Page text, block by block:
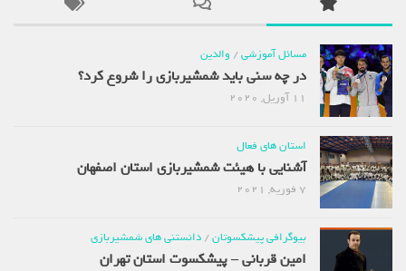
مسائل آموزشی/والدین
در چه سنی باید شمشیربازی را شروع کرد؟
استان های فعال
آشنایی با هیئت شمشیربازی استان اصفهان
بیوگرافی پیشکسوتان/دانستنی های شمشیربازی
امین قربانی – پیشکسوت استان تهران